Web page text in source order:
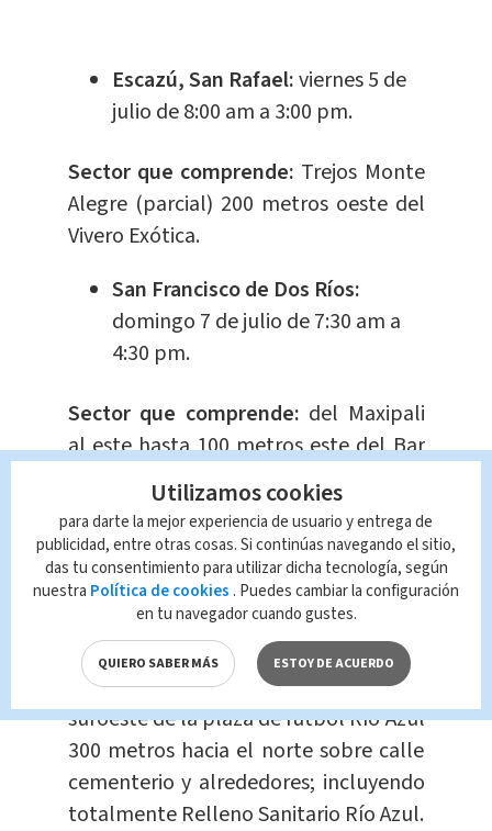
Escazú, San Rafael:viernes 5 de
julio de 8:00 am a 3:00 pm.
Sector que comprende: Trejos Monte
Alegre (parcial) 200 metros oeste del
Vivero Exótica.
San Francisco de Dos Ríos:
domingo 7 de julio de 7:30 am a
4:30 pm.
Sector que comprende: del Maxipali
al este hasta 100 metros este del Bar
2000 y del Lagar hasta 600 metros sur
y calles 55A, 55B, 57 y Av 64.
Cartago, Río Azul, Relleno
Sanitario:martes 9 de julio de
7:30 am a 4:00 pm.
Sector que comprende:del costado
suroeste de la plaza de futbol Río Azul
300 metros hacia el norte sobre calle
cementerio y alrededores; incluyendo
totalmente Relleno Sanitario Río Azul.
Utilizamos cookies
para darte la mejor experiencia de usuario y entrega de
publicidad, entre otras cosas. Si continúas navegando el sitio,
das tu consentimiento para utilizar dicha tecnología, según
nuestra Política de cookies . Puedes cambiar la configuración
en tu navegador cuando gustes.
QUIERO SABER MÁS ESTOY DE ACUERDO